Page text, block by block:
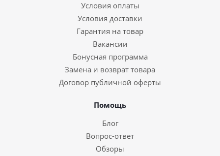
Условия оплаты
Условия доставки
Гарантия на товар
Вакансии
Бонусная программа
Замена и возврат товара
Договор публичной оферты
Помощь
Блог
Вопрос-ответ
Обзоры